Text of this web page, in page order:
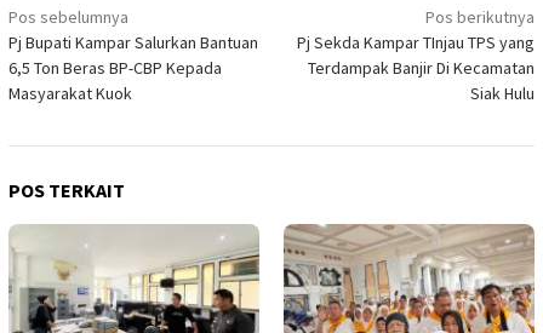
Navigasi
pos
Pos sebelumnya
Pj Bupati Kampar Salurkan Bantuan
6,5 Ton Beras BP-CBP Kepada
Masyarakat Kuok
Pos berikutnya
Pj Sekda Kampar TInjau TPS yang
Terdampak Banjir Di Kecamatan
Siak Hulu
POS TERKAIT